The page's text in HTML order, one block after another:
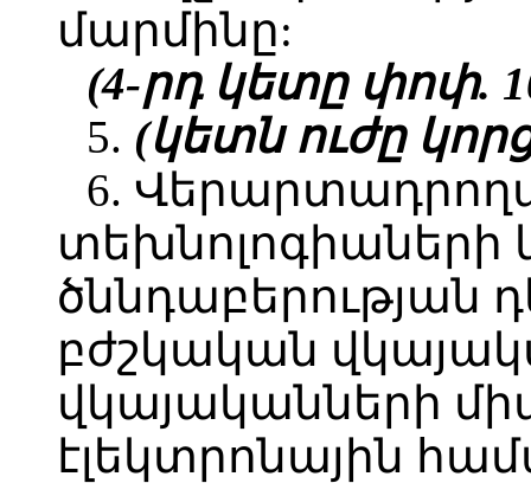
մարմինը:
(4-րդ կետը փոփ.
5. (կետն ուժը
6.
տեխնոլոգիաների
ծննդաբերության
բժշկական
վկայականների
էլեկտրոնային